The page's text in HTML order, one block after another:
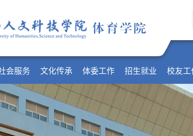
会服务 文化传承 体委工作 招生就业 校友工